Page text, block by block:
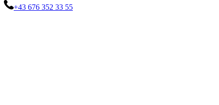
+43 676 352 33 55